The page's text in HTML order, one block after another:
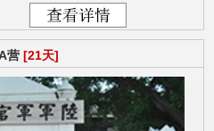
营[21天]